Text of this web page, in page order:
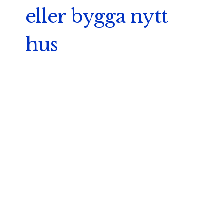
eller bygga nytt
hus